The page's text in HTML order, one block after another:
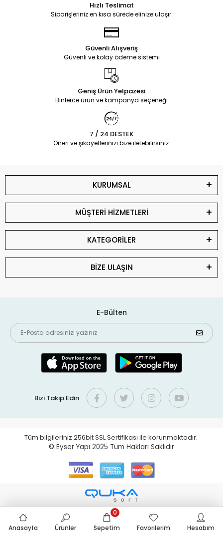
Hızlı Teslimat
Siparişleriniz en kısa sürede elinize ulaşır.
Güvenli Alışveriş
Güvenli ve kolay ödeme sistemi
Geniş Ürün Yelpazesi
Binlerce ürün ve kampanya seçeneği
7 / 24 DESTEK
Öneri ve şikayetlerinizi bize iletebilirsiniz.
KURUMSAL
MÜŞTERİ HİZMETLERİ
KATEGORİLER
BİZE ULAŞIN
E-Bülten
Bizi Takip Edin
Tüm bilgileriniz 256bit SSL Sertifikası ile korunmaktadır.
© Eyser Yapı 2025 Tüm Hakları Saklıdır
Anasayfa Ürünler Sepetim
0
Favorilerim
Hesabım